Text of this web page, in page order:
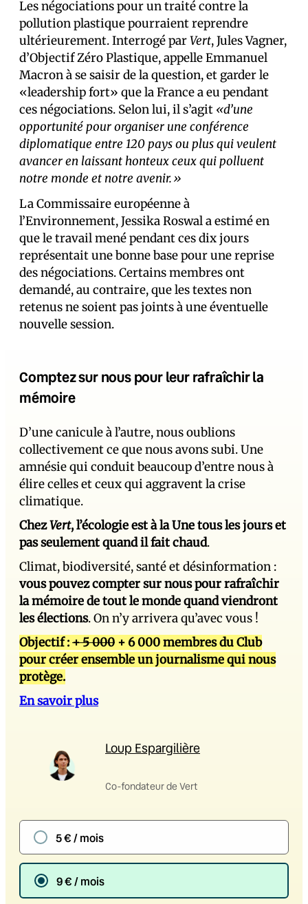
Les négociations pour un traité contre la
pollution plastique pourraient reprendre
ultérieurement. Interrogé parVert, Jules Vagner,
d’Objectif Zéro Plastique, appelle Emmanuel
Macron à se saisir de la question, et garder le
«leadership fort» que la France a eu pendant
ces négociations. Selon lui, il s’agit «d’une
opportunité pour organiser une conférence
diplomatique entre 120 pays ou plus qui veulent
avancer en laissant honteux ceux qui polluent
notre monde et notre avenir.»
La Commissaire européenne à
l’Environnement, Jessika Roswal a estimé en
que le travail mené pendant ces dix jours
représentait une bonne base pour une reprise
des négociations. Certains membres ont
demandé, au contraire, que les textes non
retenus ne soient pas joints à une éventuelle
nouvelle session.
Comptez sur nous pour leur rafraîchir la
mémoire
D’une canicule à l’autre, nous oublions
collectivement ce que nous avons subi. Une
amnésie qui conduit beaucoup d’entre nous à
élire celles et ceux qui aggravent la crise
climatique.
ChezVert, l’écologie est à la Une tous les jours et
pas seulement quand il fait chaud.
Climat, biodiversité, santé et désinformation :
vous pouvez compter sur nous pour rafraîchir
la mémoire de tout le monde quand viendront
les élections. On n’y arrivera qu’avec vous !
Objectif :+ 5 000 + 6 000 membres du Club
pour créer ensemble un journalisme qui nous
protège.
En savoir plus
Loup Espargilière
Co-fondateur de Vert
5 € / mois
9 € / mois